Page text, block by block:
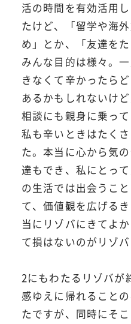
活の時間を有効活用
たけど、「留学や海
め」とか、「友達を
みんな目的は様々。
きなくて辛かったら
あるかもしれないけ
相談にも親身に乗っ
私も辛いときはたく
た。本当に心から気
達もでき、私にとっ
の生活では出会うこ
て、価値観を広げる
当にリゾバにきてよ
て損はないのがリゾバ
2にもわたるリゾバが
感ゆえに帰れること
たですが、同時にそ